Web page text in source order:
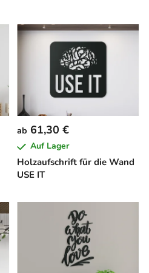
Holzaufschrift für die Wand
USE IT
ab 61,30 €
Auf Lager